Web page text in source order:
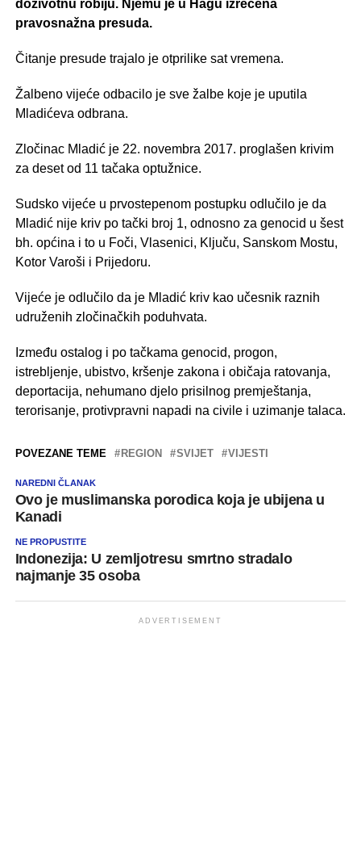
doživotnu robiju. Njemu je u Hagu izrečena
pravosnažna presuda.
Čitanje presude trajalo je otprilike sat vremena.
Žalbeno vijeće odbacilo je sve žalbe koje je uputila
Mladićeva odbrana.
Zločinac Mladić je 22. novembra 2017. proglašen krivim
za deset od 11 tačaka optužnice.
Sudsko vijeće u prvostepenom postupku odlučilo je da
Mladić nije kriv po tački broj 1, odnosno za genocid u šest
bh. općina i to u Foči, Vlasenici, Ključu, Sanskom Mostu,
Kotor Varoši i Prijedoru.
Vijeće je odlučilo da je Mladić kriv kao učesnik raznih
udruženih zločinačkih poduhvata.
Između ostalog i po tačkama genocid, progon,
istrebljenje, ubistvo, kršenje zakona i običaja ratovanja,
deportacija, nehumano djelo prisilnog premještanja,
terorisanje, protivpravni napadi na civile i uzimanje talaca.
POVEZANE TEME REGION SVIJET VIJESTI
NAREDNI ČLANAK
Ovo je muslimanska porodica koja je ubijena u
Kanadi
NE PROPUSTITE
Indonezija: U zemljotresu smrtno stradalo
najmanje 35 osoba
ADVERTISEMENT